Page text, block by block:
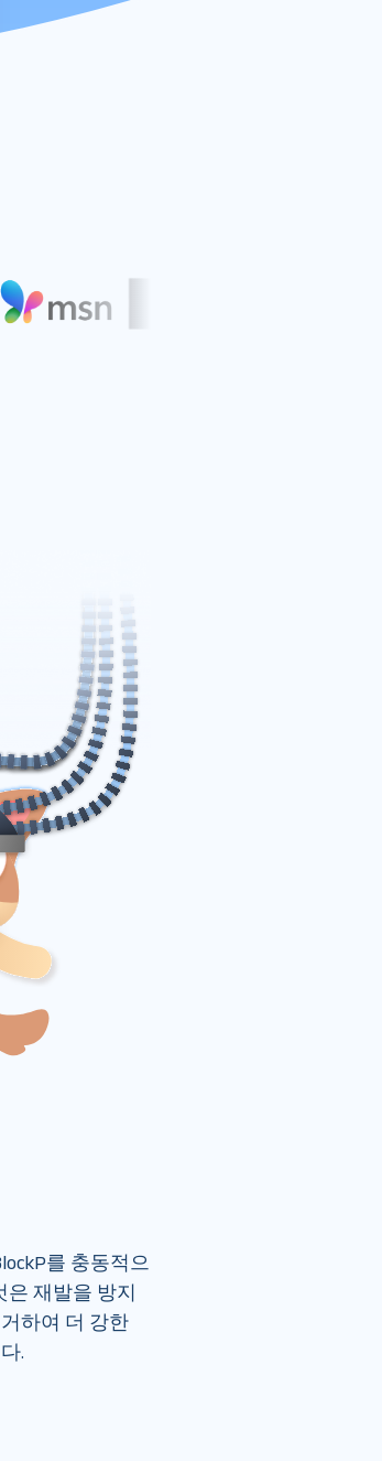
를 충동적으
은 재발을 방지
하여 더 강한
.